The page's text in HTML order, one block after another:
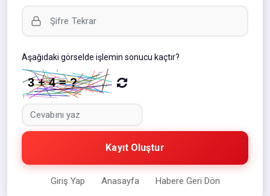
Aşağıdaki görselde işlemin sonucu kaçtır?
Kayıt Oluştur
Giriş Yap Anasayfa Habere Geri Dön